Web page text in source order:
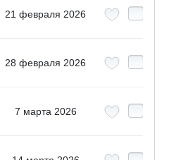
21 февраля 2026
28 февраля 2026
7 марта 2026